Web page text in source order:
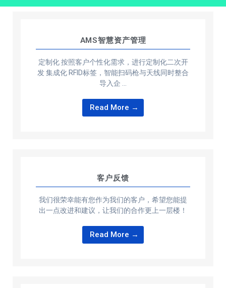
AMS智慧资产管理
定制化 按照客户个性化需求，进行定制化二次开
发 集成化 RFID标签，智能扫码枪与天线同时整合
导入企 …
Read More →
客户反馈
我们很荣幸能有您作为我们的客户，希望您能提
出一点改进和建议，让我们的合作更上一层楼！
Read More →